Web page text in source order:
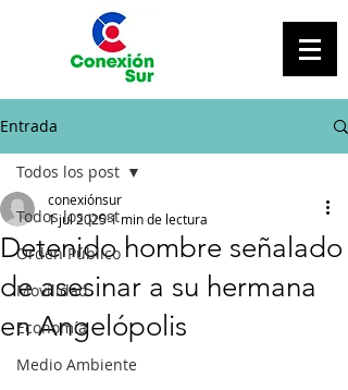
Entrada
Todos los post
Orden Público
Movilidad
Economía
Medio Ambiente
Todos los post
Detenido hombre señalado
de asesinar a su hermana
en Angelópolis
conexiónsur
1 jul 20251 min de lectura